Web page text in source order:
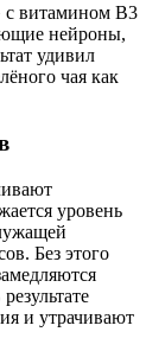
с витамином B3
нейроны,
удивил
чая как
уровень
Без этого
и утрачивают